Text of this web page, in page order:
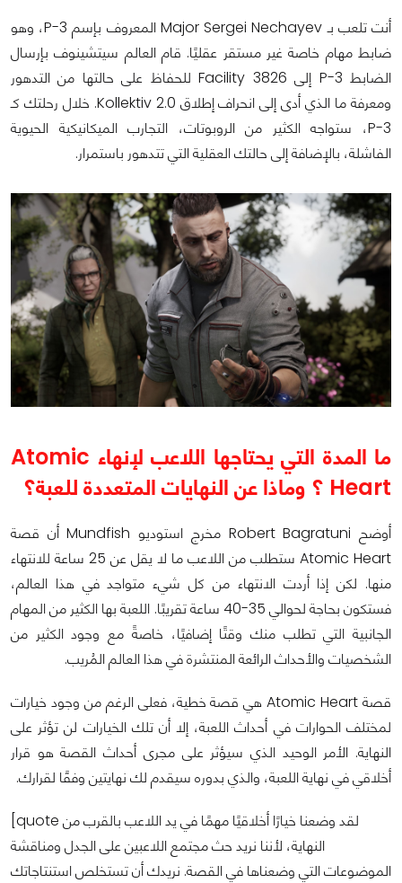
أنت تلعب بـ Major Sergei Nechayev المعروف بإسم P-3، وهو
ضابط مهام خاصة غير مستقر عقليًا. قام العالم سيتشينوف بإرسال
الضابط P-3 إلى Facility 3826 للحفاظ على حالتها من التدهور
ومعرفة ما الذي أدى إلى انحراف إطلاق Kollektiv 2.0. خلال رحلتك كـ
P-3، ستواجه الكثير من الروبوتات، التجارب الميكانيكية الحيوية
الفاشلة، بالإضافة إلى حالتك العقلية التي تتدهور باستمرار.
ما المدة التي يحتاجها اللاعب لإنهاء Atomic
Heart ؟ وماذا عن النهايات المتعددة للعبة؟
أوضح Robert Bagratuni مخرج استوديو Mundfish أن قصة
Atomic Heart ستطلب من اللاعب ما لا يقل عن 25 ساعة للانتهاء
منها. لكن إذا أردت الانتهاء من كل شيء متواجد في هذا العالم،
فستكون بحاجة لحوالي 35-40 ساعة تقريبًا. اللعبة بها الكثير من المهام
الجانبية التي تطلب منك وقتًا إضافيًا، خاصةً مع وجود الكثير من
الشخصيات والأحداث الرائعة المنتشرة في هذا العالم المُريب.
قصة Atomic Heart هي قصة خطية، فعلى الرغم من وجود خيارات
لمختلف الحوارات في أحداث اللعبة، إلا أن تلك الخيارات لن تؤثر على
النهاية. الأمر الوحيد الذي سيؤثر على مجرى أحداث القصة هو قرار
أخلاقي في نهاية اللعبة، والذي بدوره سيقدم لك نهايتين وفقًا لقرارك.
[quote لقد وضعنا خيارًا أخلاقيًا مهمًا في يد اللاعب بالقرب من
النهاية، لأننا نريد حث مجتمع اللاعبين على الجدل ومناقشة
الموضوعات التي وضعناها في القصة. نريدك أن تستخلص استنتاجاتك